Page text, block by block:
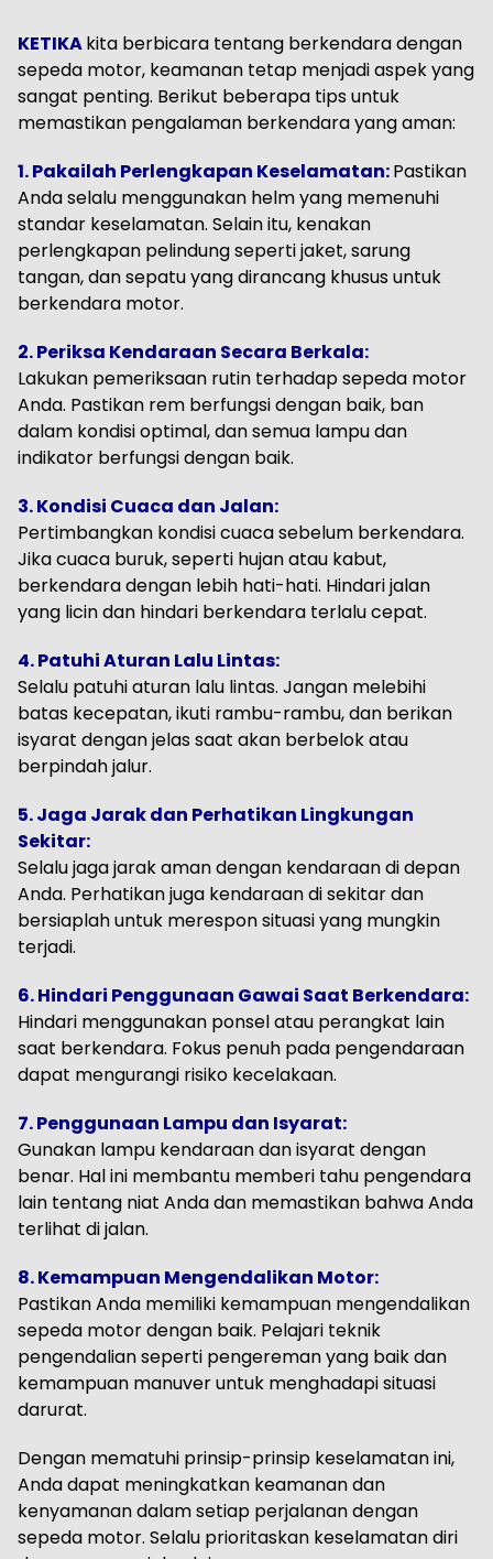
KETIKAkita berbicara tentang berkendara dengan
sepeda motor, keamanan tetap menjadi aspek yang
sangat penting. Berikut beberapa tips untuk
memastikan pengalaman berkendara yang aman:
1. Pakailah Perlengkapan Keselamatan:Pastikan
Anda selalu menggunakan helm yang memenuhi
standar keselamatan. Selain itu, kenakan
perlengkapan pelindung seperti jaket, sarung
tangan, dan sepatu yang dirancang khusus untuk
berkendara motor.
2. Periksa Kendaraan Secara Berkala:
Lakukan pemeriksaan rutin terhadap sepeda motor
Anda. Pastikan rem berfungsi dengan baik, ban
dalam kondisi optimal, dan semua lampu dan
indikator berfungsi dengan baik.
3. Kondisi Cuaca dan Jalan:
Pertimbangkan kondisi cuaca sebelum berkendara.
Jika cuaca buruk, seperti hujan atau kabut,
berkendara dengan lebih hati-hati. Hindari jalan
yang licin dan hindari berkendara terlalu cepat.
4. Patuhi Aturan Lalu Lintas:
Selalu patuhi aturan lalu lintas. Jangan melebihi
batas kecepatan, ikuti rambu-rambu, dan berikan
isyarat dengan jelas saat akan berbelok atau
berpindah jalur.
5. Jaga Jarak dan Perhatikan Lingkungan
Sekitar:
Selalu jaga jarak aman dengan kendaraan di depan
Anda. Perhatikan juga kendaraan di sekitar dan
bersiaplah untuk merespon situasi yang mungkin
terjadi.
6. Hindari Penggunaan Gawai Saat Berkendara:
Hindari menggunakan ponsel atau perangkat lain
saat berkendara. Fokus penuh pada pengendaraan
dapat mengurangi risiko kecelakaan.
7. Penggunaan Lampu dan Isyarat:
Gunakan lampu kendaraan dan isyarat dengan
benar. Hal ini membantu memberi tahu pengendara
lain tentang niat Anda dan memastikan bahwa Anda
terlihat di jalan.
8. Kemampuan Mengendalikan Motor:
Pastikan Anda memiliki kemampuan mengendalikan
sepeda motor dengan baik. Pelajari teknik
pengendalian seperti pengereman yang baik dan
kemampuan manuver untuk menghadapi situasi
darurat.
Dengan mematuhi prinsip-prinsip keselamatan ini,
Anda dapat meningkatkan keamanan dan
kenyamanan dalam setiap perjalanan dengan
sepeda motor. Selalu prioritaskan keselamatan diri